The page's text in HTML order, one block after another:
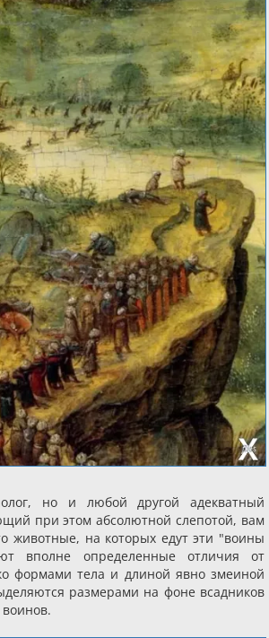
но и любой другой адекватный
при этом абсолютной слепотой, вам
животные, на которых едут эти "воины
вполне определенные отличия от
формами тела и длиной явно змеиной
размерами на фоне всадников